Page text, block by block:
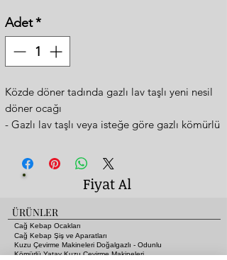
Adet*
Közde döner tadında gazlı lav taşlı yeni nesil
döner ocağı
- Gazlı lav taşlı veya isteğe göre gazlı kömürlü
- Daha yumuşak sulu közde döner tadında
- Otomatik dönüş sistemi
- 5 Gözlü (radyanlı ocaklarda 7 gözlüye eş
değerdir)
- Pişirme Kapasitesi: max. 150 kg
- Paslanmaz
- 2 Yıl Garanti
Fiyat Al
ÜRÜNLER
Cağ Kebap Ocakları
Cağ Kebap Şiş ve Aparatları
Kuzu Çevirme Makineleri Doğalgazlı - Odunlu
Kömürlü Yatay Kuzu Çevirme Makineleri